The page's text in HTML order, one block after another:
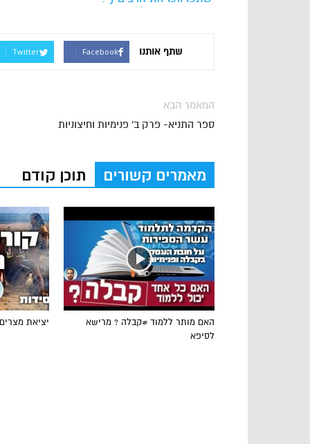
שתף אותנו Facebook
Twitter
המאמר הבא
ספר התניא- פרק ב' פנימיות וחיצוניות
מאמרים קשורים תוכן קודם
יציאת מצרים
האם מותר ללמוד #קבלה ? מרישא
לסיפא